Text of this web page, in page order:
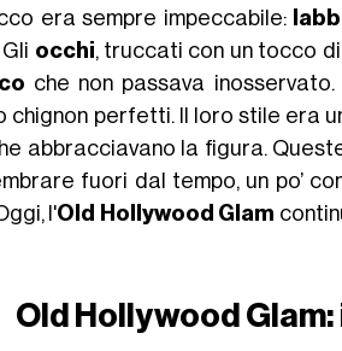
era sempre impeccabile:
occhi, truccati con un tocco
che non passava
chignon perfetti. Il loro stile era
abbracciavano la figura. Queste
fuori dal tempo, un po’
l'Old Hollywood Glam
Old Hollywood Glam: